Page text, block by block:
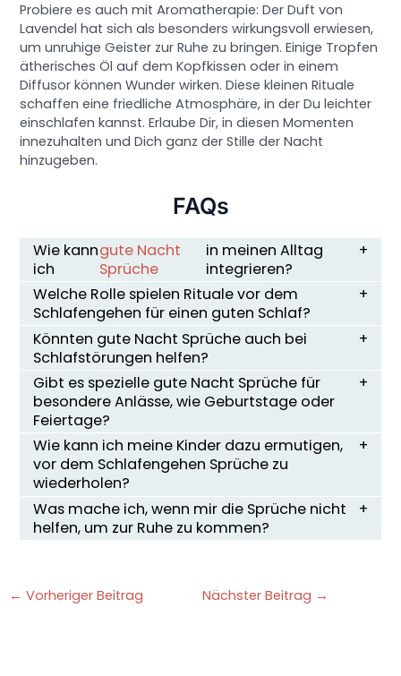
Probiere es auch mit Aromatherapie: Der Duft von
Lavendel hat sich als besonders wirkungsvoll erwiesen,
um unruhige Geister zur Ruhe zu bringen. Einige Tropfen
ätherisches Öl auf dem Kopfkissen oder in einem
Diffusor können Wunder wirken. Diese kleinen Rituale
schaffen eine friedliche Atmosphäre, in der Du leichter
einschlafen kannst. Erlaube Dir, in diesen Momenten
innezuhalten und Dich ganz der Stille der Nacht
hinzugeben.
FAQs
Wie kann
ich
gute Nacht
Sprüche
in meinen Alltag
integrieren?
Welche Rolle spielen Rituale vor dem
Schlafengehen für einen guten Schlaf?
Könnten gute Nacht Sprüche auch bei
Schlafstörungen helfen?
Gibt es spezielle gute Nacht Sprüche für
besondere Anlässe, wie Geburtstage oder
Feiertage?
Wie kann ich meine Kinder dazu ermutigen,
vor dem Schlafengehen Sprüche zu
wiederholen?
Was mache ich, wenn mir die Sprüche nicht
helfen, um zur Ruhe zu kommen?
← Vorheriger Beitrag Nächster Beitrag →